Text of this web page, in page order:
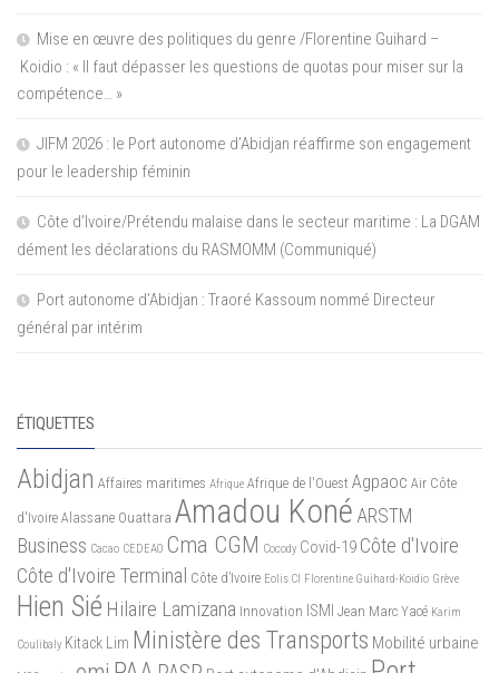
Mise en œuvre des politiques du genre /Florentine Guihard –
Koidio : « Il faut dépasser les questions de quotas pour miser sur la
compétence… »
JIFM 2026 : le Port autonome d’Abidjan réaffirme son engagement
pour le leadership féminin
Côte d’Ivoire/Prétendu malaise dans le secteur maritime : La DGAM
dément les déclarations du RASMOMM (Communiqué)
Port autonome d’Abidjan : Traoré Kassoum nommé Directeur
général par intérim
ÉTIQUETTES
Abidjan Affaires maritimes Afrique Afrique de l'Ouest Agpaoc Air Côte
d'Ivoire Alassane Ouattara Amadou Koné ARSTM
Business Cacao CEDEAO Cma CGM Cocody Covid-19 Côte d'Ivoire
Côte d'Ivoire Terminal Côte d’Ivoire Eolis CI Florentine Guihard-Koidio Grève
Hien Sié Hilaire Lamizana Innovation ISMI Jean Marc Yacé Karim
Coulibaly Kitack Lim Ministère des Transports Mobilité urbaine